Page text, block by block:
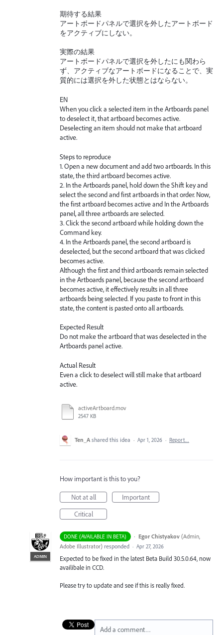
期待する結果
アートボードパネルで選択を外したアートボード
をアクティブにしない。
実際の結果
アートボードパネルで選択を外したにも関わら
ず、アクティブなアートボードになることで、実
質的には選択を外した状態とはならない。
EN
When you click a selected item in the Artboards panel
to deselect it, that artboard becomes active.
Deselecting an item should not make that artboard
active.
Steps to reproduce
1. Open a new document and add two artboards. In this
state, the third artboard becomes active.
2. In the Artboards panel, hold down the Shift key and
select the second and first artboards in that order. Now,
the first artboard becomes active and In the Artboards
panel, all three artboards are selected.
3. Click the second artboard while holding down the
Command key.
4. In the Artboards panel, the second artboard is
deselected, but the second artboard that was clicked
becomes active.
Although the first and third artboards remain selected
in the Artboards panel, because the second artboard
becomes active, it effectively results in all three
artboards being selected. If you paste to front in this
state, the content is pasted onto all artboards.
Expected Result
Do not make the artboard that was deselected in the
Artboards panel active.
Actual Result
Even a click to deselect will still make that artboard
active.
activeArtboard.mov
2547 KB
Ten_A shared this idea · Apr 1, 2026 · Report…
How important is this to you?
Not at all
Important
Critical
DONE (AVAILABLE IN BETA) ·
ADMIN
Egor Chistyakov (Admin,
Adobe Illustrator) responded · Apr 27, 2026
Expected to be fixed in the latest Beta Build 30.5.0.64, now
availibale in CCD.
Please try to update and see if this is really fixed.
Add a comment…